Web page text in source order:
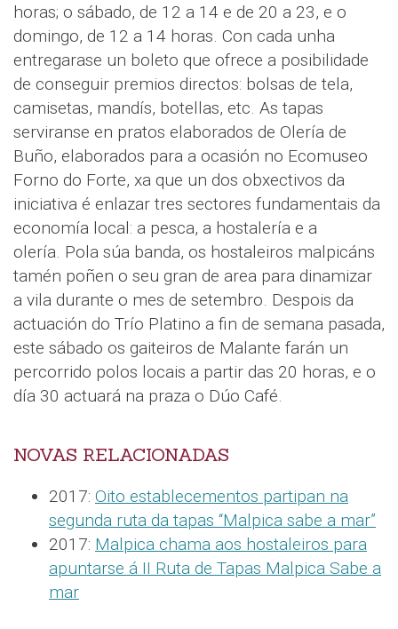
horas; o sábado, de 12 a 14 e de 20 a 23, e o
domingo, de 12 a 14 horas. Con cada unha
entregarase un boleto que ofrece a posibilidade
de conseguir premios directos: bolsas de tela,
camisetas, mandís, botellas, etc. As tapas
serviranse en pratos elaborados de Olería de
Buño, elaborados para a ocasión no Ecomuseo
Forno do Forte, xa que un dos obxectivos da
iniciativa é enlazar tres sectores fundamentais da
economía local: a pesca, a hostalería e a
olería. Pola súa banda, os hostaleiros malpicáns
tamén poñen o seu gran de area para dinamizar
a vila durante o mes de setembro. Despois da
actuación do Trío Platino a fin de semana pasada,
este sábado os gaiteiros de Malante farán un
percorrido polos locais a partir das 20 horas, e o
día 30 actuará na praza o Dúo Café.
NOVAS RELACIONADAS
2017: Oito establecementos partipan na
segunda ruta da tapas “Malpica sabe a mar”
2017: Malpica chama aos hostaleiros para
apuntarse á II Ruta de Tapas Malpica Sabe a
mar